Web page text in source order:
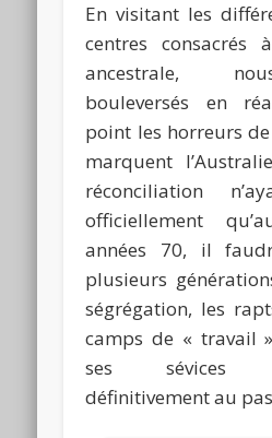
En visitant les
centres consacrés
ancestrale,
bouleversés en
point les horreurs
marquent
réconciliation
officiellement
années 70, il
plusieurs
ségrégation, les
camps de « travail
ses sévices
définitivement au